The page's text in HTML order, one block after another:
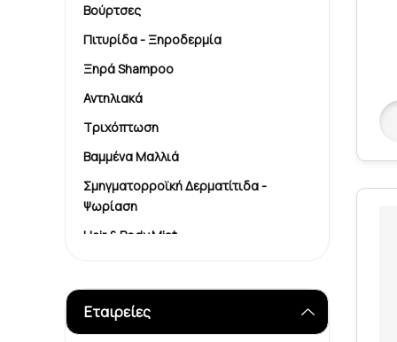
Βούρτσες
Πιτυρίδα - Ξηροδερμία
Ξηρά Shampoo
Αντηλιακά
Τριχόπτωση
Βαμμένα Μαλλιά
Σμηγματορροϊκή Δερματίτιδα -
Ψωρίαση
Hair & Body Mist
Εταιρείες